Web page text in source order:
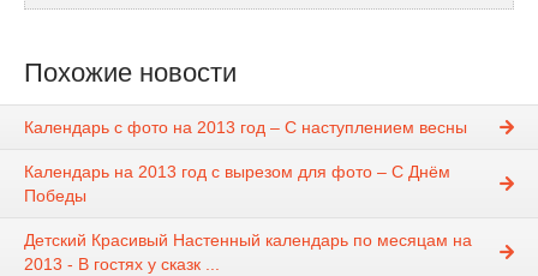
Похожие новости
Календарь с фото на 2013 год – С наступлением весны
Календарь на 2013 год с вырезом для фото – С Днём
Победы
Детский Красивый Настенный календарь по месяцам на
2013 - В гостях у сказк ...